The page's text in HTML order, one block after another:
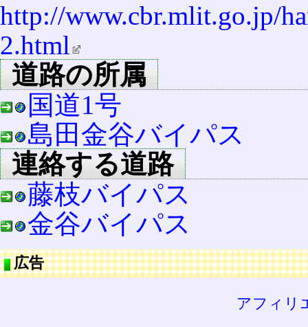
http://www.cbr.mlit.go.jp/
2.html
道路の所属
国道1号
島田金谷バイパス
連絡する道路
藤枝バイパス
金谷バイパス
広告
アフィリ